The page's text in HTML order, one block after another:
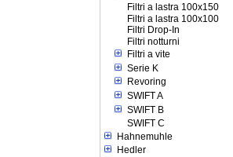
Filtri a lastra 100x150
Filtri a lastra 100x100
Filtri Drop-In
Filtri notturni
Filtri a vite
Serie K
Revoring
SWIFT A
SWIFT B
SWIFT C
Hahnemuhle
Hedler